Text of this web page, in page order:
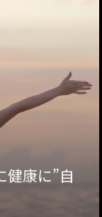
健康に”自
ー縁側@東本
ー縁側@阿倍
ー縁側@新京
ー縁側@塩屋
ー縁側@梅田